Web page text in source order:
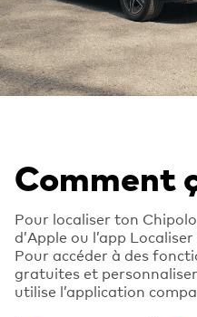
Comment
Pour localiser ton
d’Apple ou l’app
Pour accéder à des
gratuites et
utilise l’application